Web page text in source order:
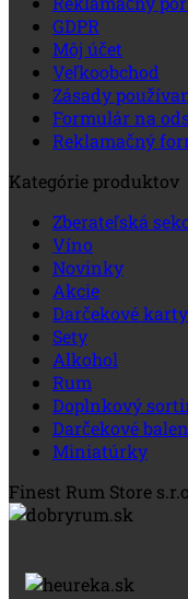
GDPR
Môj účet
Veľkoobchod
Zásady
Formulár na
Reklamačný
Kategórie produktov
Zberateľská
Víno
Novinky
Akcie
Darčekové karty
Sety
Alkohol
Rum
Doplnkový
Darčekové
Miniatúrky
Finest Rum Store